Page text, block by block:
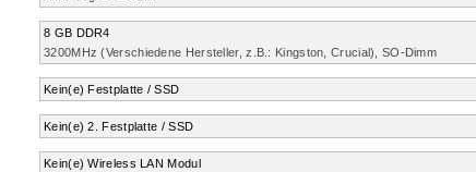
8 GB DDR4
3200MHz (Verschiedene Hersteller, z.B.: Kingston, Crucial), SO-Dimm
Kein(e) Festplatte / SSD
Kein(e) 2. Festplatte / SSD
Kein(e) Wireless LAN Modul